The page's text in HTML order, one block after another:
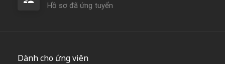
Hồ sơ đã ứng tuyển
Dành cho ứng viên